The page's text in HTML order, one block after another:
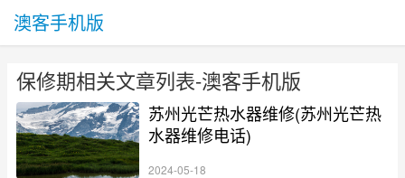
澳客手机版
保修期相关文章列表-澳客手机版
苏州光芒热水器维修(苏州光芒热
水器维修电话)
2024-05-18